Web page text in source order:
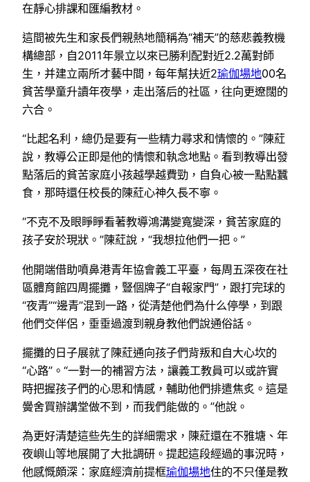
在靜心排課和匯編教材。
這間被先生和家長們親熱地簡稱為“補天”的慈悲義教機
構總部，自2011年景立以來已勝利配對近2.2萬對師
生，并建立兩所才藝中間，每年幫扶近2瑜伽場地00名
貧苦學童升讀年夜學，走出落后的社區，往向更遼闊的
六合。
“比起名利，總仍是要有一些精力尋求和情懷的。”陳葒
說，教導公正即是他的情懷和執念地點。看到教導出發
點落后的貧苦家庭小孩越學越費勁，自負心被一點點蠶
食，那時還任校長的陳葒心神久長不寧。
“不克不及眼睜睜看著教導鴻溝變寬變深，貧苦家庭的
孩子安於現狀。”陳葒說，“我想拉他們一把。”
他開端借助噴鼻港青年協會義工平臺，每周五深夜在社
區體育館四周擺攤，豎個牌子“自報家門”，跟打完球的
“夜青”“邊青”混到一路，從清楚他們為什么停學，到跟
他們交伴侶，垂垂過渡到親身教他們說通俗話。
擺攤的日子展就了陳葒通向孩子們背叛和自大心坎的
“心路”。“一對一的補習方法，讓義工教員可以或許實
時把握孩子們的心思和情感，輔助他們排遣焦炙。這是
黌舍買辦講堂做不到，而我們能做的。”他說。
為更好清楚這些先生的詳細需求，陳葒還在不雅塘、年
夜嶼山等地展開了大批調研。提起這段經過的事況時，
他感慨頗深：家庭經濟前提框瑜伽場地住的不只僅是教